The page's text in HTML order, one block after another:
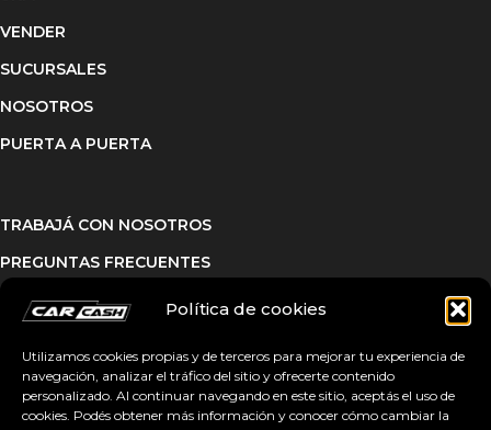
Política de cookies
Utilizamos cookies propias y de terceros para mejorar tu experiencia de
navegación, analizar el tráfico del sitio y ofrecerte contenido
personalizado. Al continuar navegando en este sitio, aceptás el uso de
cookies. Podés obtener más información y conocer cómo cambiar la
VENDER
SUCURSALES
NOSOTROS
PUERTA A PUERTA
TRABAJÁ CON NOSOTROS
PREGUNTAS FRECUENTES
BUSCAR